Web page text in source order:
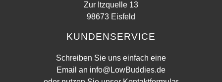
Zur Itzquelle 13
98673 Eisfeld
KUNDENSERVICE
Schreiben Sie uns einfach eine
Email an info@LowBuddies.de